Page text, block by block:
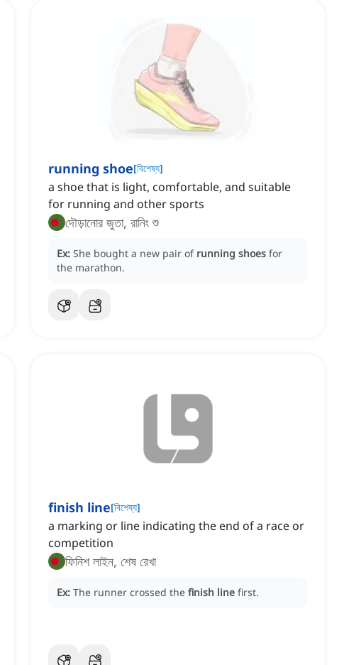
running shoe[বিশেষ্য]
a shoe that is light, comfortable, and suitable
for running and other sports
দৌড়ানোর জুতা, রানিং শু
Ex: She bought a new pair of running shoes for
the marathon.
finish line[বিশেষ্য]
a marking or line indicating the end of a race or
competition
ফিনিশ লাইন, শেষ রেখা
Ex: The runner crossed the finish line first.